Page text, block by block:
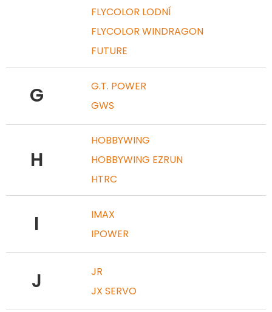
FLYCOLOR LODNÍ
FLYCOLOR WINDRAGON
FUTURE
G
G.T. POWER
GWS
H
HOBBYWING
HOBBYWING EZRUN
HTRC
I
IMAX
IPOWER
J
JR
JX SERVO